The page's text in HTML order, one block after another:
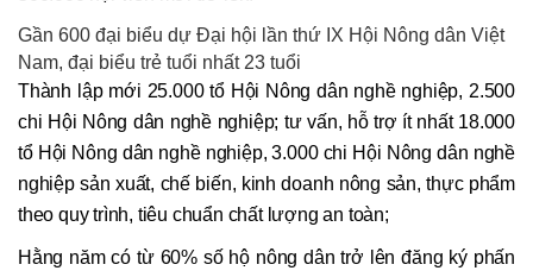
Gần 600 đại biểu dự Đại hội lần thứ IX Hội Nông dân Việt
Nam, đại biểu trẻ tuổi nhất 23 tuổi
Thành lập mới 25.000 tổ Hội Nông dân nghề nghiệp, 2.500
chi Hội Nông dân nghề nghiệp; tư vấn, hỗ trợ ít nhất 18.000
tổ Hội Nông dân nghề nghiệp, 3.000 chi Hội Nông dân nghề
nghiệp sản xuất, chế biến, kinh doanh nông sản, thực phẩm
theo quy trình, tiêu chuẩn chất lượng an toàn;
Hằng năm có từ 60% số hộ nông dân trở lên đăng ký phấn